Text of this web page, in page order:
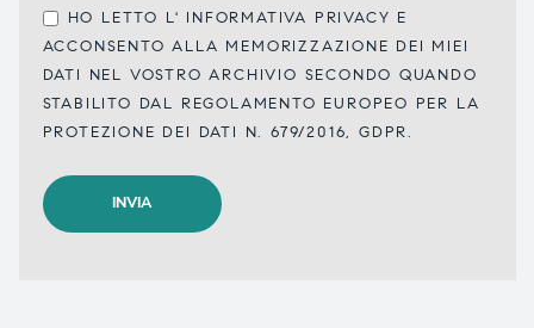
HO LETTO L' INFORMATIVA PRIVACY E
ACCONSENTO ALLA MEMORIZZAZIONE DEI MIEI
DATI NEL VOSTRO ARCHIVIO SECONDO QUANDO
STABILITO DAL REGOLAMENTO EUROPEO PER LA
PROTEZIONE DEI DATI N. 679/2016, GDPR.